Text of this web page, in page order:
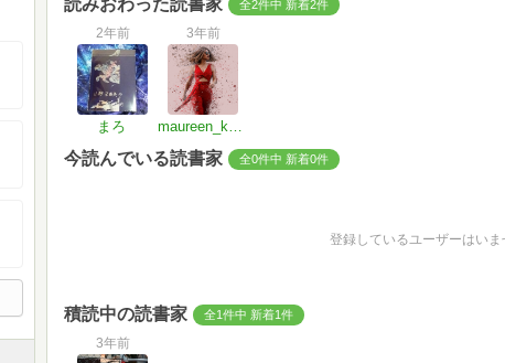
読みおわった読書家 全2件中 新着2件
2年前
まろ
3年前
maureen_kanae
今読んでいる読書家 全0件中 新着0件
登録しているユーザーはいま
積読中の読書家 全1件中 新着1件
3年前